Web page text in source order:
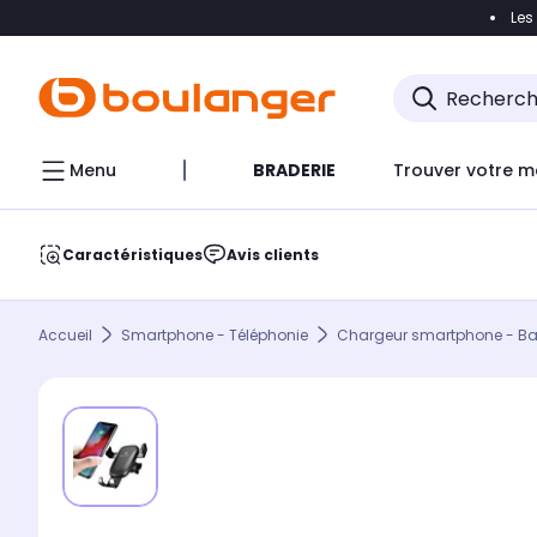
Accéder
Menu BRADERIE Trouver votre
Caractéristiques Avis clients
Accueil Smartphone - Téléphonie Chargeur smartphone -